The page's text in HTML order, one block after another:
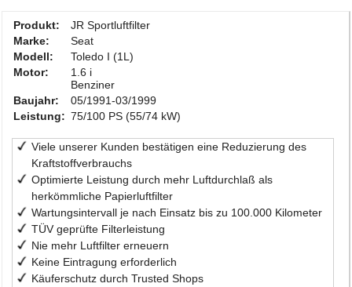
Produkt:
JR Sportluftfilter
Marke:
Seat
Modell:
Toledo I (1L)
Motor:
1.6 i
Benziner
Baujahr:
05/1991-03/1999
Leistung: 75/100 PS (55/74 kW)
Viele unserer Kunden bestätigen eine Reduzierung des
Kraftstoffverbrauchs
Optimierte Leistung durch mehr Luftdurchlaß als
herkömmliche Papierluftfilter
Wartungsintervall je nach Einsatz bis zu 100.000 Kilometer
TÜV geprüfte Filterleistung
Nie mehr Luftfilter erneuern
Keine Eintragung erforderlich
Käuferschutz durch Trusted Shops